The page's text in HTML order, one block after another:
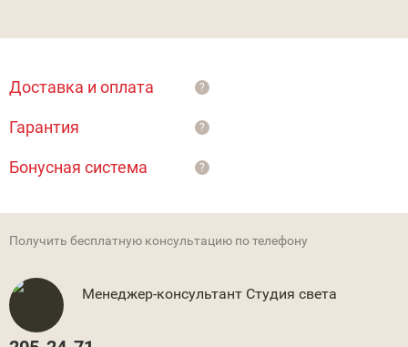
Доставка и оплата ?
Гарантия ?
Бонусная система ?
Получить бесплатную консультацию по телефону
Менеджер-консультант Студия света